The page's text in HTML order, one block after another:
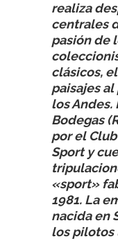
realiza
centrales
pasión de
clásicos,
paisajes
los Andes.
Bodegas
por el
Sport y
«sport»
1981. La
nacida en
los pilotos